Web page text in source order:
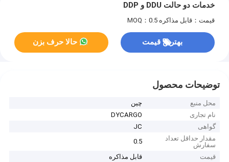
خدمات دو حالت DDU و DDP
قیمت：قابل مذاکره MOQ：0.5
بهترین قیمت حالا حرف بزن
توضیحات محصول
محل منبع
چین
نام تجاری
DYCARGO
گواهی
JC
مقدار حداقل تعداد
سفارش
0.5
قیمت
قابل مذاکره